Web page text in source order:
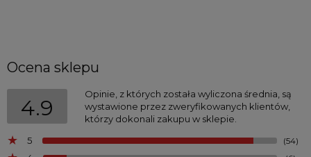
Ocena sklepu
4.9
Opinie, z których została wyliczona średnia, są
wystawione przez zweryfikowanych klientów,
którzy dokonali zakupu w sklepie.
5
(54)